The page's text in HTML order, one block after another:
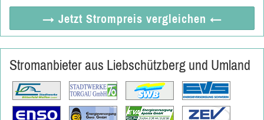
→ Jetzt Strompreis vergleichen ←
Stromanbieter aus Liebschützberg und Umland